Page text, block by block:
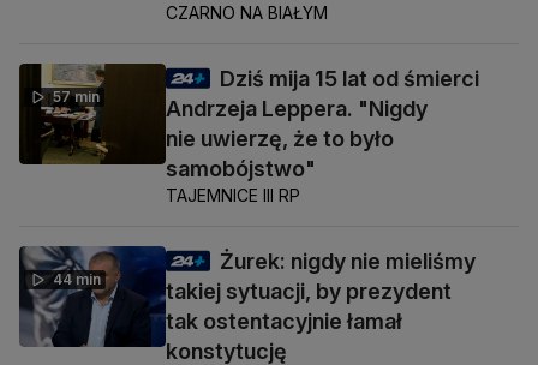
CZARNO NA BIAŁYM
57 min
Dziś mija 15 lat od śmierci
Andrzeja Leppera. "Nigdy
nie uwierzę, że to było
samobójstwo"
TAJEMNICE III RP
44 min
Żurek: nigdy nie mieliśmy
takiej sytuacji, by prezydent
tak ostentacyjnie łamał
konstytucję